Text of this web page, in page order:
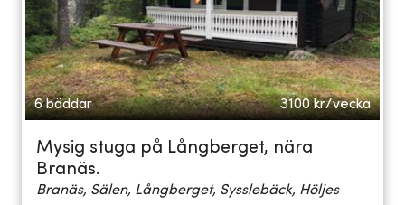
6 bäddar 3100 kr/vecka
Mysig stuga på Långberget, nära
Branäs.
Branäs, Sälen, Långberget, Sysslebäck, Höljes